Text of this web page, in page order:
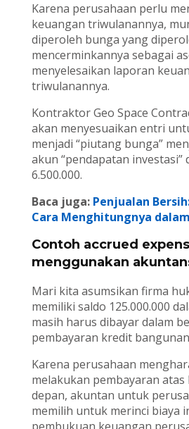
Karena perusahaan perlu
keuangan triwulanannya,
diperoleh bunga yang
mencerminkannya sebagai
menyelesaikan laporan
triwulanannya.
Kontraktor Geo Space
akan menyesuaikan entri
menjadi “piutang bunga”
akun “pendapatan investasi”
6.500.000.
Baca juga: Penjualan
Cara Menghitungnya
Contoh accrued
menggunakan
Mari kita asumsikan firma
memiliki saldo 125.000.000
masih harus dibayar dalam
pembayaran kredit
Karena perusahaan
melakukan pembayaran atas
depan, akuntan untuk
memilih untuk merinci biaya